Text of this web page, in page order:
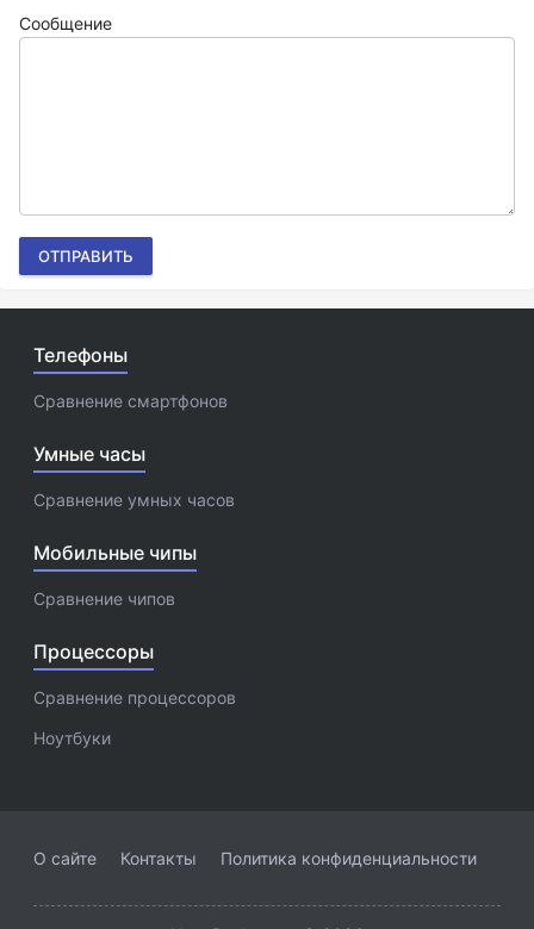
Сообщение
ОТПРАВИТЬ
Телефоны
Сравнение смартфонов
Умные часы
Сравнение умных часов
Мобильные чипы
Сравнение чипов
Процессоры
Сравнение процессоров
Ноутбуки
О сайте Контакты Политика конфиденциальности